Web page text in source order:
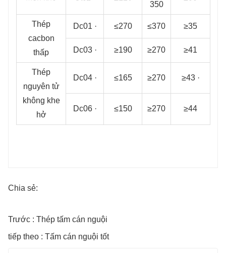
350
Thép
cacbon
thấp
Dc01 · ≤270 ≤370 ≥35
Dc03 · ≥190 ≥270 ≥41
Thép
nguyên tử
không khe
hở
Dc04 · ≤165 ≥270 ≥43 ·
Dc06 · ≤150 ≥270 ≥44
Chia sẻ:
Trước : Thép tấm cán nguội
tiếp theo : Tấm cán nguội tốt